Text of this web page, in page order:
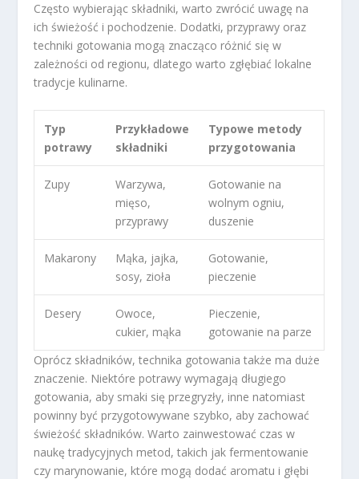
Często wybierając składniki, warto zwrócić uwagę na
ich świeżość i pochodzenie. Dodatki, przyprawy oraz
techniki gotowania mogą znacząco różnić się w
zależności od regionu, dlatego warto zgłębiać lokalne
tradycje kulinarne.
Typ
potrawy
Przykładowe
składniki
Typowe metody
przygotowania
Zupy
Warzywa,
mięso,
przyprawy
Gotowanie na
wolnym ogniu,
duszenie
Makarony
Mąka, jajka,
sosy, zioła
Gotowanie,
pieczenie
Desery
Owoce,
cukier, mąka
Pieczenie,
gotowanie na parze
Oprócz składników, technika gotowania także ma duże
znaczenie. Niektóre potrawy wymagają długiego
gotowania, aby smaki się przegryzły, inne natomiast
powinny być przygotowywane szybko, aby zachować
świeżość składników. Warto zainwestować czas w
naukę tradycyjnych metod, takich jak fermentowanie
czy marynowanie, które mogą dodać aromatu i głębi